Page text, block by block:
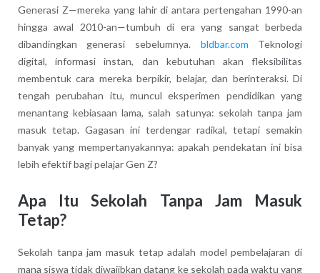
Generasi Z—mereka yang lahir di antara pertengahan 1990-an
hingga awal 2010-an—tumbuh di era yang sangat berbeda
dibandingkan generasi sebelumnya. bldbar.com Teknologi
digital, informasi instan, dan kebutuhan akan fleksibilitas
membentuk cara mereka berpikir, belajar, dan berinteraksi. Di
tengah perubahan itu, muncul eksperimen pendidikan yang
menantang kebiasaan lama, salah satunya: sekolah tanpa jam
masuk tetap. Gagasan ini terdengar radikal, tetapi semakin
banyak yang mempertanyakannya: apakah pendekatan ini bisa
lebih efektif bagi pelajar Gen Z?
Apa Itu Sekolah Tanpa Jam Masuk
Tetap?
Sekolah tanpa jam masuk tetap adalah model pembelajaran di
mana siswa tidak diwajibkan datang ke sekolah pada waktu yang